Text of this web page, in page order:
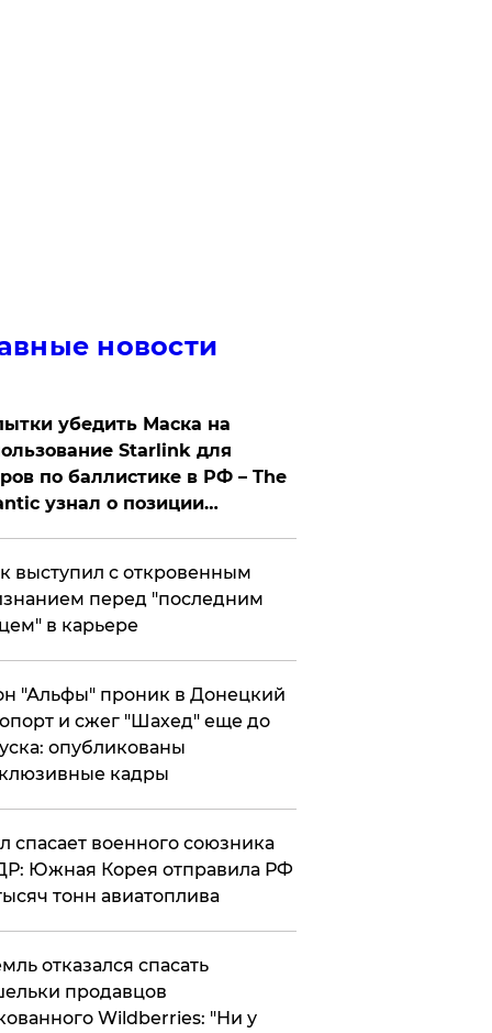
новости
убедить Маска на
Starlink для
по баллистике в РФ – The
узнал о позиции
выступил с откровенным
перед "последним
в карьере
"Альфы" проник в Донецкий
и сжег "Шахед" еще до
опубликованы
кадры
спасает военного союзника
Южная Корея отправила РФ
тонн авиатоплива
отказался спасать
продавцов
Wildberries: "Ни у